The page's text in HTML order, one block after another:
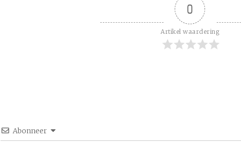
0
Artikel waardering
Abonneer